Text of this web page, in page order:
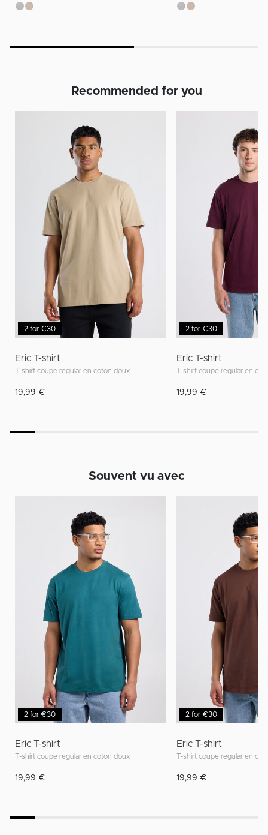
Recommended for you
2 for €30
Eric T-shirt
T-shirt coupe regular en coton doux
19,99 €
2 for €30
Eric T-shirt
T-shirt coupe regular en
19,99 €
Souvent vu avec
2 for €30
Eric T-shirt
T-shirt coupe regular en coton doux
19,99 €
2 for €30
Eric T-shirt
T-shirt coupe regular en
19,99 €